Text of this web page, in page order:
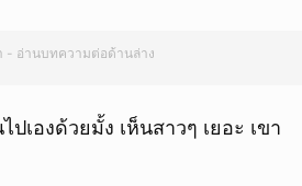
- อ่านบทความต่อด้านล่าง
เองด้วยมั้ง เห็นสาวๆ เยอะ เขา